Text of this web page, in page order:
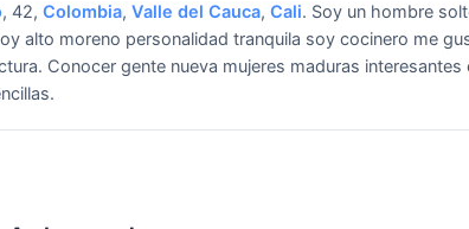
, 42, Colombia, Valle del Cauca, Cali. Soy un hombre
alto moreno personalidad tranquila soy cocinero me
Conocer gente nueva mujeres maduras interesantes